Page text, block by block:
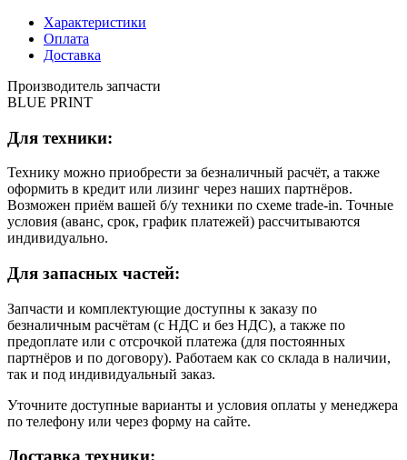
Характеристики
Оплата
Доставка
Производитель запчасти
BLUE PRINT
Для техники:
Технику можно приобрести за безналичный расчёт, а также
оформить в кредит или лизинг через наших партнёров.
Возможен приём вашей б/у техники по схеме trade-in. Точные
условия (аванс, срок, график платежей) рассчитываются
индивидуально.
Для запасных частей:
Запчасти и комплектующие доступны к заказу по
безналичным расчётам (с НДС и без НДС), а также по
предоплате или с отсрочкой платежа (для постоянных
партнёров и по договору). Работаем как со склада в наличии,
так и под индивидуальный заказ.
Уточните доступные варианты и условия оплаты у менеджера
по телефону или через форму на сайте.